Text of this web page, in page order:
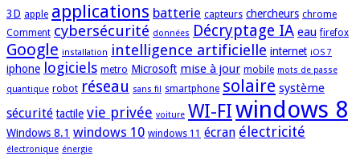
3D apple applications batterie capteurs chercheurs chrome
Comment cybersécurité données Décryptage IA eau firefox
Google installation intelligence artificielle internet iOS 7
iphone logiciels metro Microsoft mise à jour mobile mots de passe
quantique robot réseau sans fil smartphone solaire système
sécurité tactile vie privée voiture WI-FIwindows 8
Windows 8.1 windows 10 windows 11 écran électricité
électronique énergie